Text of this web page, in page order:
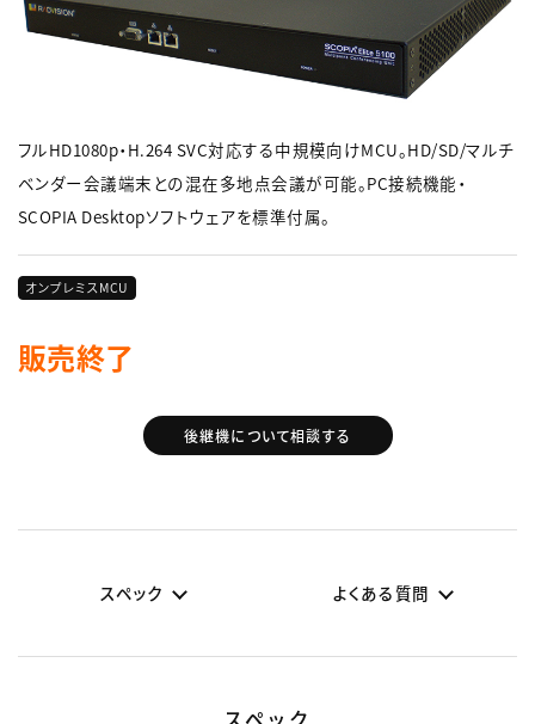
フルHD1080p・H.264 SVC対応する中規模向けMCU。HD/SD/マルチ
ベンダー会議端末との混在多地点会議が可能。PC接続機能・
SCOPIA Desktopソフトウェアを標準付属。
オンプレミスMCU
販売終了
後継機について相談する
スペック よくある質問